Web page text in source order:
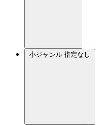
小ジャンル 指定なし